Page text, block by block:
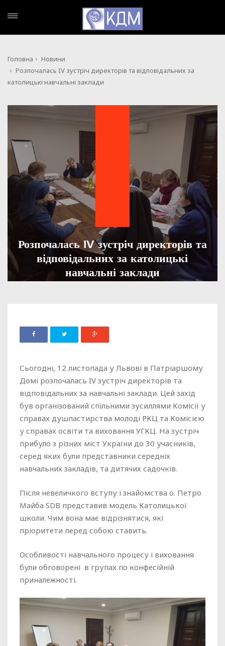
Головна
Новини
Розпочалась IV зустріч директорів та відповідальних за
католицькі навчальні заклади
Розпочалась IV зустріч директорів та
відповідальних за католицькі
навчальні заклади
Сьогодні, 12 листопада у Львові в Патріаршому
Домі розпочалась IV зустріч директорів та
відповідальних за навчальні заклади. Цей захід
був організований спільними зусиллями Комісії у
справах душпастирства молоді РКЦ та Комісією
у справах освіти та виховання УГКЦ. На зустріч
прибуло з різних міст України до 30 учасників,
серед яких були представники середніх
навчальних закладів, та дитячих садочків.
Після невеличкого вступу і знайомства о. Петро
Майба SDB представив модель Католицької
школи. Чим вона має відрізнятися, які
пріоритети перед собою ставить.
Особливості навчального процесу і виховання
були обговорені в групах по конфесійній
приналежності.